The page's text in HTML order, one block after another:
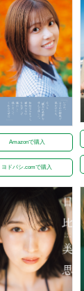
Amazonで購入
ヨドバシ.comで購入